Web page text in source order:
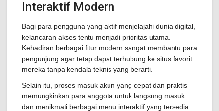
Interaktif Modern
Bagi para pengguna yang aktif menjelajahi dunia digital,
kelancaran akses tentu menjadi prioritas utama.
Kehadiran berbagai fitur modern sangat membantu para
pengunjung agar tetap dapat terhubung ke situs favorit
mereka tanpa kendala teknis yang berarti.
Selain itu, proses masuk akun yang cepat dan praktis
memungkinkan para anggota untuk langsung masuk
dan menikmati berbagai menu interaktif yang tersedia